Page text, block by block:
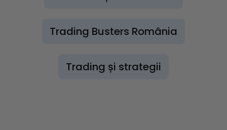
Trading Busters România
Trading și strategii